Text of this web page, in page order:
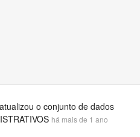
atualizou o conjunto de dados
há mais de 1 ano